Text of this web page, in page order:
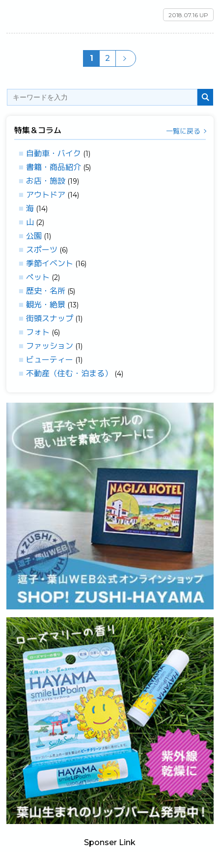
2018.07.16 UP
1 2
特集＆コラム 一覧に戻る
自動車・バイク (1)
書籍・商品紹介 (5)
お店・施設 (19)
アウトドア (14)
海 (14)
山 (2)
公園 (1)
スポーツ (6)
季節イベント (16)
ペット (2)
歴史・名所 (5)
観光・絶景 (13)
街頭スナップ (1)
フォト (6)
ファッション (1)
ビューティー (1)
不動産（住む・泊まる） (4)
Sponser Link